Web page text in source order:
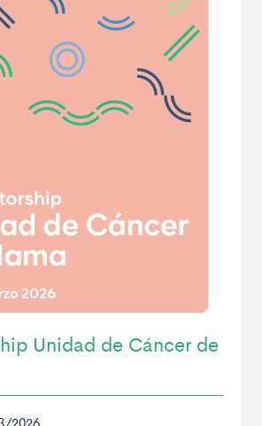
Unidad de Cáncer de
2026